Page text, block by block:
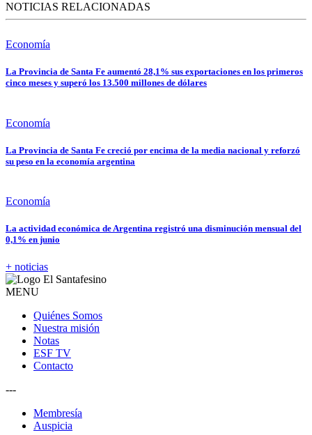
NOTICIAS RELACIONADAS
Economía
La Provincia de Santa Fe aumentó 28,1% sus exportaciones en los primeros
cinco meses y superó los 13.500 millones de dólares
Economía
La Provincia de Santa Fe creció por encima de la media nacional y reforzó
su peso en la economía argentina
Economía
La actividad económica de Argentina registró una disminución mensual del
0,1% en junio
+ noticias
MENU
Quiénes Somos
Nuestra misión
Notas
ESF TV
Contacto
---
Membresía
Auspicia